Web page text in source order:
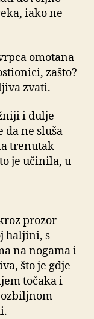
iako ne
omotana
zašto?
zvati.
i dulje
da ne sluša
trenutak
je učinila, u
prozor
haljini, s
na nogama i
što je gdje
točaka i
ozbiljnom